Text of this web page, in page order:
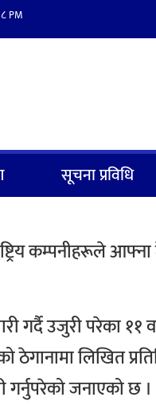
PM
सूचना प्रविधि
कम्पनीहरूले
गर्दै उजुरी परेका ११
लिखित
जनाएको छ ।